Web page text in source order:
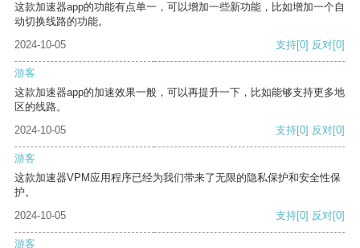
这款加速器app的功能有点单一，可以增加一些新功能，比如增加一个自
动切换线路的功能。
2024-10-05
支持[0] 反对[0]
游客
这款加速器app的加速效果一般，可以再提升一下，比如能够支持更多地
区的线路。
2024-10-05
支持[0] 反对[0]
游客
这款加速器VPM应用程序已经为我们带来了无限的隐私保护和安全性保
护。
2024-10-05
支持[0] 反对[0]
游客